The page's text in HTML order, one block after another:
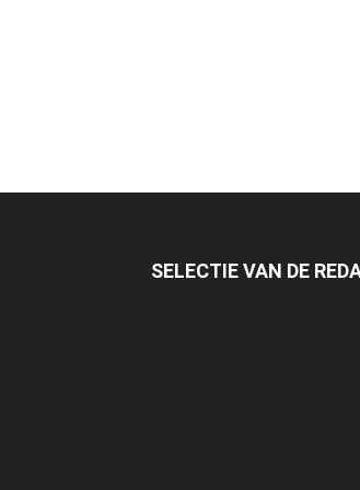
SELECTIE VAN DE